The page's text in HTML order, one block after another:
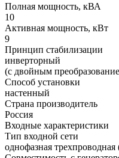
Полная мощность, кВА
10
Активная мощность, кВт
9
Принцип стабилизации
инверторный
(с двойным
Способ установки
настенный
Страна производитель
Россия
Входные характеристики
Тип входной сети
однофазная